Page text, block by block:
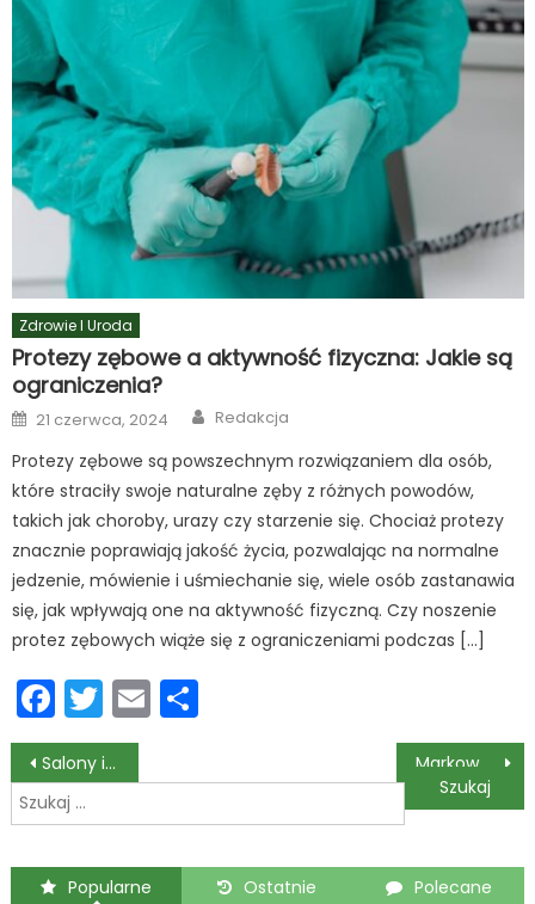
Zdrowie I Uroda
Protezy zębowe a aktywność fizyczna: Jakie są
ograniczenia?
Posted
on
21 czerwca, 2024 Author
Redakcja
Protezy zębowe są powszechnym rozwiązaniem dla osób,
które straciły swoje naturalne zęby z różnych powodów,
takich jak choroby, urazy czy starzenie się. Chociaż protezy
znacznie poprawiają jakość życia, pozwalając na normalne
jedzenie, mówienie i uśmiechanie się, wiele osób zastanawia
się, jak wpływają one na aktywność fizyczną. Czy noszenie
protez zębowych wiąże się z ograniczeniami podczas […]
Facebook
Twitter
Email
Nawigacja
wpisu
Salony inspirowane kasetonami
Markowe słuchawki do Samsunga
Szukaj:
Popularne Ostatnie Polecane